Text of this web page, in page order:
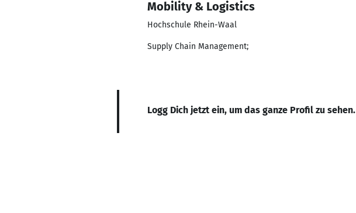
Mobility & Logistics
Hochschule Rhein-Waal
Supply Chain Management;
Logg Dich jetzt ein, um das ganze Profil zu sehen.